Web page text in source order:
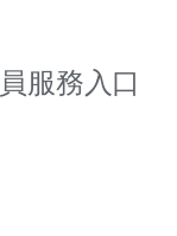
服務入口